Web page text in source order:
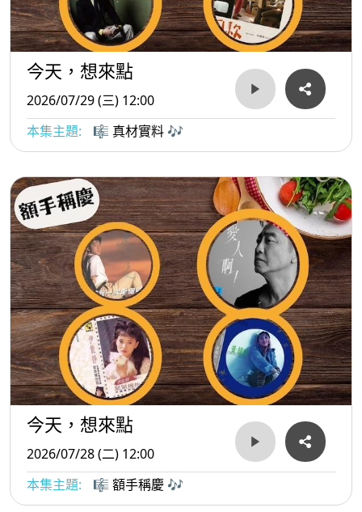
今天，想來點
2026/07/29 (三) 12:00
本集主題:
🎼 真材實料 🎶
今天，想來點
2026/07/28 (二) 12:00
本集主題:
🎼 額手稱慶 🎶